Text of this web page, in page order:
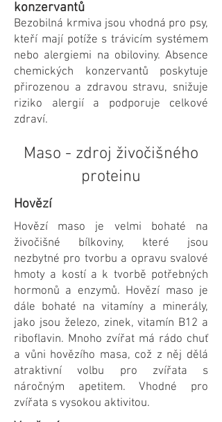
konzervantů
Bezobilná krmiva jsou vhodná pro psy,
kteří mají potíže s trávicím systémem
nebo alergiemi na obiloviny. Absence
chemických konzervantů poskytuje
přirozenou a zdravou stravu, snižuje
riziko alergií a podporuje celkové
zdraví.
Maso - zdroj živočišného
proteinu
Hovězí
Hovězí maso je velmi bohaté na
živočišné bílkoviny, které jsou
nezbytné pro tvorbu a opravu svalové
hmoty a kostí a k tvorbě potřebných
hormonů a enzymů. Hovězí maso je
dále bohaté na vitamíny a minerály,
jako jsou železo, zinek, vitamín B12 a
riboflavin. Mnoho zvířat má rádo chuť
a vůni hovězího masa, což z něj dělá
atraktivní volbu pro zvířata s
náročným apetitem. Vhodné pro
zvířata s vysokou aktivitou.